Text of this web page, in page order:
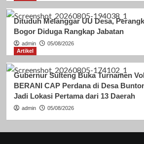
Dituduh Melanggar UU Desa,
Bogor Diduga Rangkap Jabatan
admin
05/08/2026
Artikel
Gubernur Sulteng Buka Turnamen
BERANI CAP Perdana di Desa
Jadi Lokasi Pertama dari 13 Daerah
admin 05/08/2026